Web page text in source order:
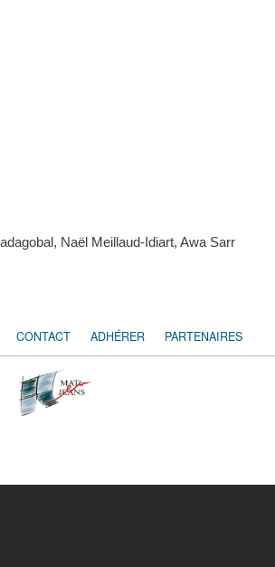
Naël Meillaud-Idiart, Awa Sarr
CONTACT ADHÉRER PARTENAIRES